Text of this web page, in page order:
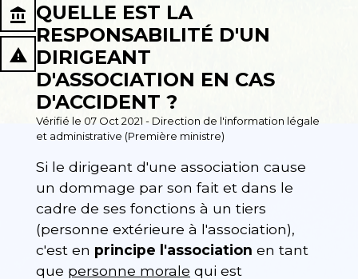
account_balance
report_problem
QUELLE EST LA
RESPONSABILITÉ D'UN
DIRIGEANT
D'ASSOCIATION EN CAS
D'ACCIDENT ?
Vérifié le 07 Oct 2021 - Direction de l'information légale
et administrative (Première ministre)
Si le dirigeant d'une association cause
un dommage par son fait et dans le
cadre de ses fonctions à un tiers
(personne extérieure à l'association),
c'est en principe l'association en tant
que personne morale qui est